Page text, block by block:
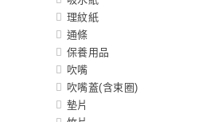
理紋紙
通條
保養用品
吹嘴
吹嘴蓋(含束圈)
墊片